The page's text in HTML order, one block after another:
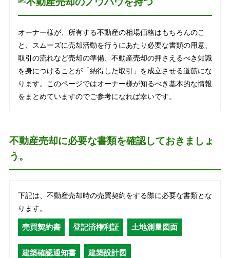
オーナー様が、所有する不動産の相場価格はもちろんのこ
と、スムーズに売却活動を行うにあたり必要な書類の用意、
取引の流れなど売却の準備、不動産売却の押さえるべき知識
を身につけることが「納得した取引」を成立させる道筋にな
ります。このページではオーナー様が知るべき基本的な情報
をまとめていますのでご参考になれば幸いです。
不動産売却に必要な書類を確認しておきましょ
う。
下記は、不動産売却時の売買契約をする際に必要な書類とな
ります。
売買契約書 登記済権利証 土地測量図面
建築確認通知書 建築設計図